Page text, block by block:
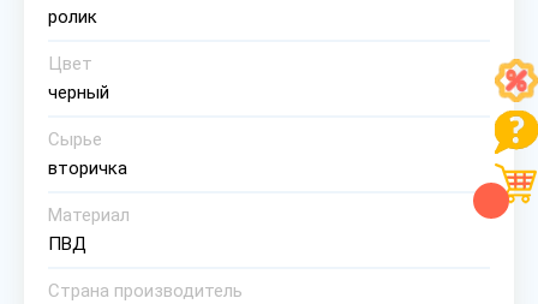
ролик
Цвет
черный
Сырье
вторичка
Материал
ПВД
Страна производитель